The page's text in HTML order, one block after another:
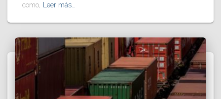
como, Leer más…